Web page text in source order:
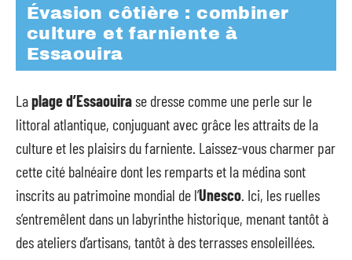
Évasion côtière : combiner
culture et farniente à
Essaouira
Laplage d’Essaouirase dresse comme une perle sur le
littoral atlantique, conjuguant avec grâce les attraits de la
culture et les plaisirs du farniente. Laissez-vous charmer par
cette cité balnéaire dont les remparts et la médina sont
inscrits au patrimoine mondial de l’Unesco . Ici, les ruelles
s’entremêlent dans un labyrinthe historique, menant tantôt à
des ateliers d’artisans, tantôt à des terrasses ensoleillées.